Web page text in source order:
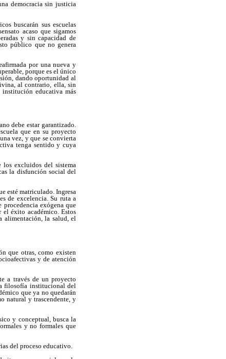
democracia sin justicia
buscarán sus escuelas
acaso que sigamos
y sin capacidad de
público que no genera
por una nueva y
porque es el único
dando oportunidad al
al contrario, ella, sin
educativa más
debe estar garantizado.
que en su proyecto
vez, y que se convierta
tenga sentido y cuya
los excluidos del sistema
la disfunción social del
esté matriculado. Ingresa
de excelencia. Su ruta a
procedencia exógena que
el éxito académico. Estos
alimentación, la salud, el
que otras, como existen
y de atención
a través de un proyecto
filosofía institucional del
que ya no quedarán
natural y trascendente, y
y conceptual, busca la
y no formales que
del proceso educativo.